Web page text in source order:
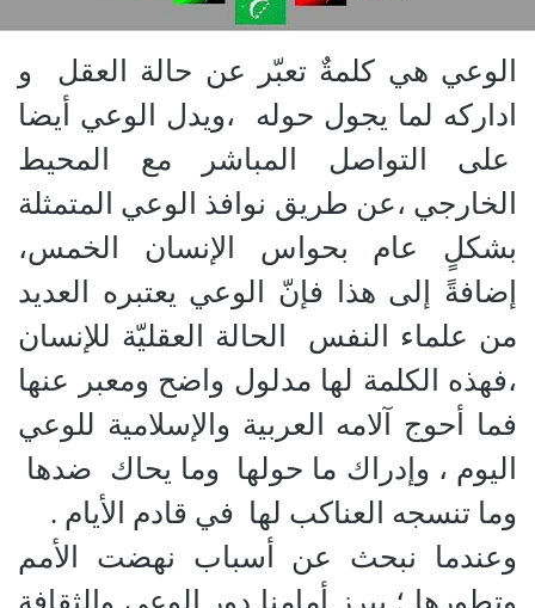
الوعي هي كلمةٌ تعبّر عن حالة العقل و
اداركه لما يجول حوله ،ويدل الوعي أيضا
على التواصل المباشر مع المحيط
الخارجي ،عن طريق نوافذ الوعي المتمثلة
بشكلٍ عام بحواس الإنسان الخمس،
إضافةً إلى هذا فإنّ الوعي يعتبره العديد
من علماء النفس الحالة العقليّة للإنسان
،فهذه الكلمة لها مدلول واضح ومعبر عنها
فما أحوج آلامه العربية والإسلامية للوعي
اليوم ، وإدراك ما حولها وما يحاك ضدها
وما تنسجه العناكب لها في قادم الأيام .
وعندما نبحث عن أسباب نهضت الأمم
وتطورها ؛ يبرز أمامنا دور الوعي والثقافة